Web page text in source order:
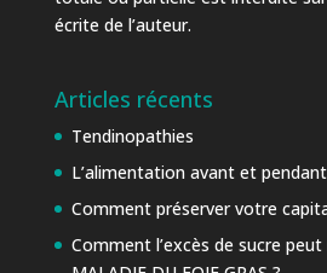
écrite de l’auteur.
Articles récents
Tendinopathies
L’alimentation avant et
Comment préserver votre
Comment l’excès de sucre